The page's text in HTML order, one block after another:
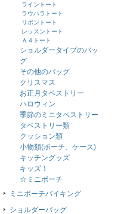
ライントート
ラウハラトート
リボントート
レッスントート
Ａ４トート
ショルダータイプのバッ
グ
その他のバッグ
クリスマス
お正月タペストリー
ハロウィン
季節のミニタペストリー
タペストリー類
クッション類
小物類(ポーチ、ケース)
キッチングッズ
キッズ！
☆ミニポーチ
ミニポーチバイキング
ショルダーバッグ